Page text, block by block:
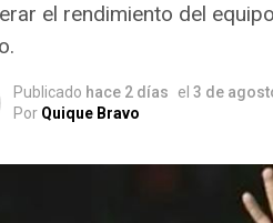
el rendimiento del
Publicado hace 2 días el 3 de
Por Quique Bravo